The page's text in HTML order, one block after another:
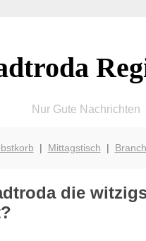
Nur Gute Nachrichten
| Mittagstisch |
die